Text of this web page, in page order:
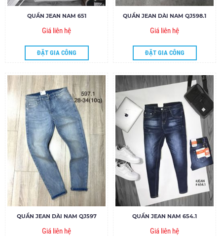
QUẦN JEAN NAM 651
Giá liên hệ
ĐẶT GIA CÔNG
QUẦN JEAN DÀI NAM QJ598.1
Giá liên hệ
ĐẶT GIA CÔNG
QUẦN JEAN DÀI NAM QJ597
Giá liên hệ
QUẦN JEAN NAM 654.1
Giá liên hệ